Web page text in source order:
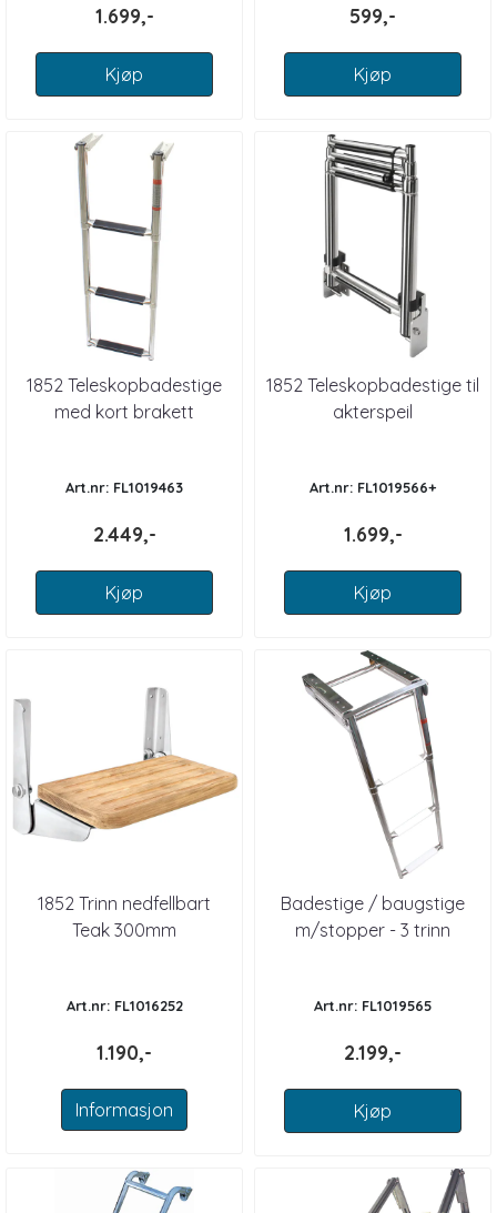
1.699,-
Kjøp
599,-
Kjøp
1852 Teleskopbadestige
med kort brakett
Art.nr: FL1019463
2.449,-
Kjøp
1852 Teleskopbadestige til
akterspeil
Art.nr: FL1019566+
1.699,-
Kjøp
1852 Trinn nedfellbart
Teak 300mm
Art.nr: FL1016252
1.190,-
Informasjon
Badestige / baugstige
m/stopper - 3 trinn
Art.nr: FL1019565
2.199,-
Kjøp